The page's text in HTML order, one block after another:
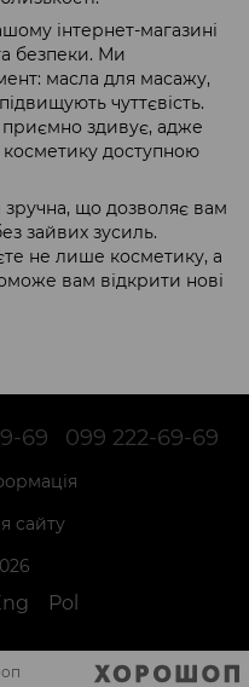
інтернет-магазині
безпеки. Ми
масла для масажу,
чуттєвість.
здивує, адже
доступною
зручна, що дозволяє вам
зайвих зусиль.
не лише косметику, а
вам відкрити нові
69 099 222-69-69
сайту
Pol